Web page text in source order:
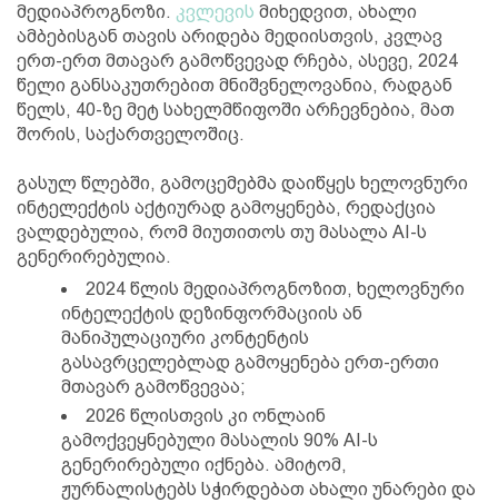
მედიაპროგნოზი. კვლევის მიხედვით, ახალი
ამბებისგან თავის არიდება მედიისთვის, კვლავ
ერთ-ერთ მთავარ გამოწვევად რჩება, ასევე, 2024
წელი განსაკუთრებით მნიშვნელოვანია, რადგან
წელს, 40-ზე მეტ სახელმწიფოში არჩევნებია, მათ
შორის, საქართველოშიც.
გასულ წლებში, გამოცემებმა დაიწყეს ხელოვნური
ინტელექტის აქტიურად გამოყენება, რედაქცია
ვალდებულია, რომ მიუთითოს თუ მასალა AI-ს
გენერირებულია.
2024 წლის მედიაპროგნოზით, ხელოვნური
ინტელექტის დეზინფორმაციის ან
მანიპულაციური კონტენტის
გასავრცელებლად გამოყენება ერთ-ერთი
მთავარ გამოწვევაა;
2026 წლისთვის კი ონლაინ
გამოქვეყნებული მასალის 90% AI-ს
გენერირებული იქნება. ამიტომ,
ჟურნალისტებს სჭირდებათ ახალი უნარები და